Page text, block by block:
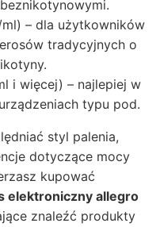
– dla użytkowników
tradycyjnych o
i więcej) – najlepiej w
typu pod.
styl palenia,
dotyczące mocy
kupować
elektroniczny allegro
znaleźć produkty